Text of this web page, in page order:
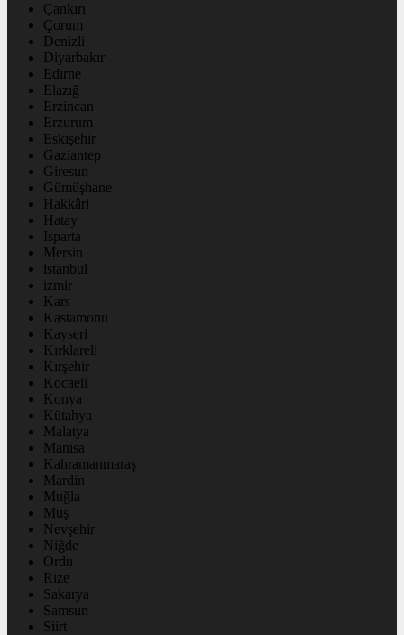
Çankırı
Çorum
Denizli
Diyarbakır
Edirne
Elazığ
Erzincan
Erzurum
Eskişehir
Gaziantep
Giresun
Gümüşhane
Hakkâri
Hatay
Isparta
Mersin
istanbul
izmir
Kars
Kastamonu
Kayseri
Kırklareli
Kırşehir
Kocaeli
Konya
Kütahya
Malatya
Manisa
Kahramanmaraş
Mardin
Muğla
Muş
Nevşehir
Niğde
Ordu
Rize
Sakarya
Samsun
Siirt